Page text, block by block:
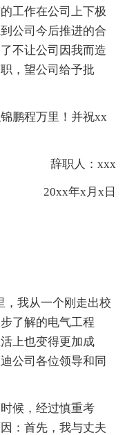
工作在公司上下极
公司今后推进的合
不让公司因我而造
，望公司给予批
鹏程万里！并祝xx
辞职人：xxx
20xx年x月x日
，我从一个刚走出校
了解的电气工程
上也变得更加成
公司各位领导和同
候，经过慎重考
：首先，我与丈夫